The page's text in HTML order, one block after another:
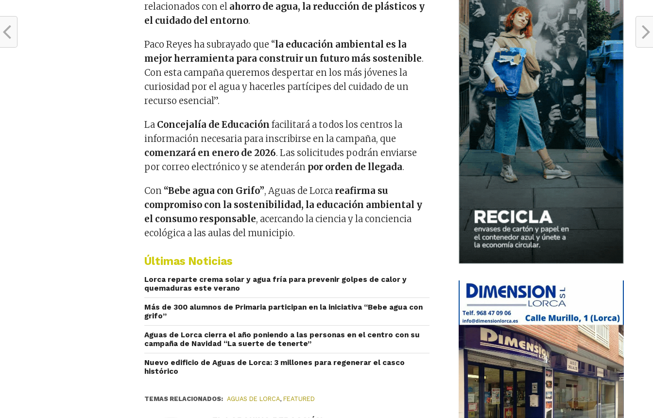
relacionados con el ahorro de agua, la reducción de plásticos y
el cuidado del entorno.
Paco Reyes ha subrayado que “la educación ambiental es la
mejor herramienta para construir un futuro más sostenible.
Con esta campaña queremos despertar en los más jóvenes la
curiosidad por el agua y hacerles partícipes del cuidado de un
recurso esencial”.
La Concejalía de Educación facilitará a todos los centros la
información necesaria para inscribirse en la campaña, que
comenzará en enero de 2026. Las solicitudes podrán enviarse
por correo electrónico y se atenderán por orden de llegada.
Con “Bebe agua con Grifo”, Aguas de Lorca reafirma su
compromiso con la sostenibilidad, la educación ambiental y
el consumo responsable, acercando la ciencia y la conciencia
ecológica a las aulas del municipio.
Últimas Noticias
Lorca reparte crema solar y agua fría para prevenir golpes de calor y
quemaduras este verano
Más de 300 alumnos de Primaria participan en la iniciativa “Bebe agua con
grifo”
Aguas de Lorca cierra el año poniendo a las personas en el centro con su
campaña de Navidad “La suerte de tenerte”
Nuevo edificio de Aguas de Lorca: 3 millones para regenerar el casco
histórico
TEMAS RELACIONADOS: AGUAS DE LORCA,FEATURED